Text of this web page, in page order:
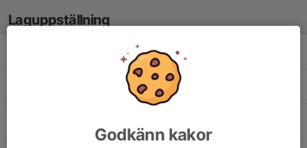
Laguppställning
Godkänn kakor